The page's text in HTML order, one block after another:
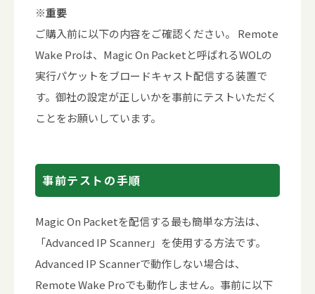
※重要
ご購入前に以下の内容をご確認ください。 Remote
Wake Proは、Magic On Packetと呼ばれるWOLの
実行パケットをブロードキャスト配信する装置で
す。御社の設定が正しいかを事前にテストいただく
ことをお願いしています。
事前テストの手順
Magic On Packetを配信する最も簡単な方法は、
「Advanced IP Scanner」を使用する方法です。
Advanced IP Scannerで動作しない場合は、
Remote Wake Proでも動作しません。事前に以下